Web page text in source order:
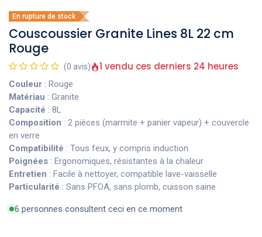
En rupture de stock
Couscoussier Granite Lines 8L 22 cm
Rouge
(0 avis) 1 vendu ces derniers 24 heures
Couleur : Rouge
Matériau : Granite
Capacité : 8L
Composition : 2 pièces (marmite + panier vapeur) + couvercle
en verre
Compatibilité : Tous feux, y compris induction
Poignées : Ergonomiques, résistantes à la chaleur
Entretien : Facile à nettoyer, compatible lave-vaisselle
Particularité : Sans PFOA, sans plomb, cuisson saine
6 personnes consultent ceci en ce moment